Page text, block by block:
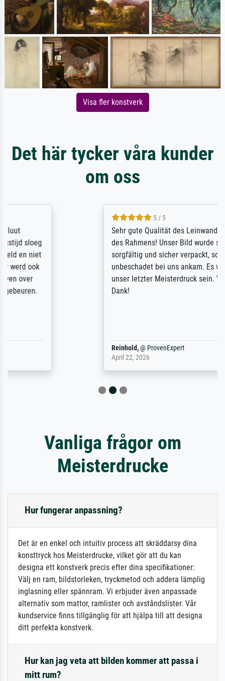
Visa fler konstverk
Det här tycker våra kunder
om oss
Sehr gute Qualität des Leinwanddrucks und
des Rahmens! Unser Bild wurde sehr
sorgfältig und sicher verpackt, so dass es
unbeschadet bei uns ankam. Es wird nicht
unser letzter Meisterdruck sein. Vielen
ProvenExpert
Vanliga frågor om
Meisterdrucke
Hur fungerar anpassning?
Det är en enkel och intuitiv process att skräddarsy dina
konsttryck hos Meisterdrucke, vilket gör att du kan
designa ett konstverk precis efter dina specifikationer:
Välj en ram, bildstorleken, tryckmetod och addera lämplig
inglasning eller spännram. Vi erbjuder även anpassade
alternativ som mattor, ramlister och avståndslister. Vår
kundservice finns tillgänglig för att hjälpa till att designa
ditt perfekta konstverk.
Hur kan jag veta att bilden kommer att passa i
mitt rum?